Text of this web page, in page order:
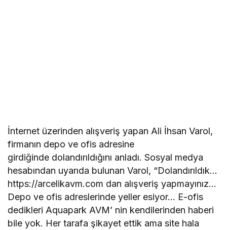
İnternet üzerinden alışveriş yapan Ali İhsan Varol,
firmanın depo ve ofis adresine
girdiğinde dolandırıldığını anladı. Sosyal medya
hesabından uyarıda bulunan Varol, “Dolandırıldık…
https://arcelikavm.com dan alışveriş yapmayınız…
Depo ve ofis adreslerinde yeller esiyor… E-ofis
dedikleri Aquapark AVM’ nin kendilerinden haberi
bile yok. Her tarafa şikayet ettik ama site hala